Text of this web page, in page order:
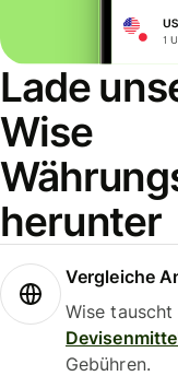
Lade
Wise
herunter
Vergleiche
Wise
Gebühren.